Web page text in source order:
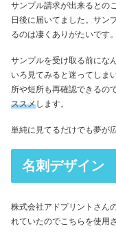
サンプル請求が出来るとの
日後に届いてました。サン
るのは凄くありがたいです。
サンプルを受け取る前にな
いろ見てみると迷ってしま
所や短所も再確認できるの
ススメします。
単純に見てるだけでも夢が
名刺デザイン
株式会社アドプリントさん
れていたのでこちらを使用